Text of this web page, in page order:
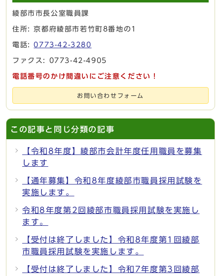
綾部市市長公室職員課
住所: 京都府綾部市若竹町8番地の1
電話:0773-42-3280
ファクス: 0773-42-4905
電話番号のかけ間違いにご注意ください！
お問い合わせフォーム
この記事と同じ分類の記事
【令和8年度】綾部市会計年度任用職員を募集
します
【通年募集】令和8年度綾部市職員採用試験を
実施します。
令和8年度第2回綾部市職員採用試験を実施し
ます。
【受付は終了しました】令和8年度第1回綾部
市職員採用試験を実施します。
【受付は終了しました】令和7年度第3回綾部